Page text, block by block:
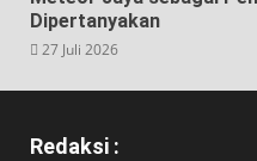
Dipertanyakan
27 Juli 2026
Redaksi :